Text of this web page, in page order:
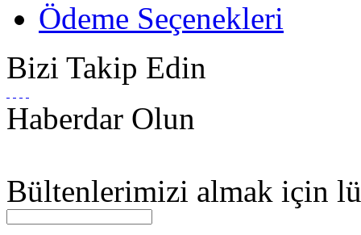
Ödeme Seçenekleri
Bizi Takip Edin
Haberdar Olun
Bültenlerimizi almak için